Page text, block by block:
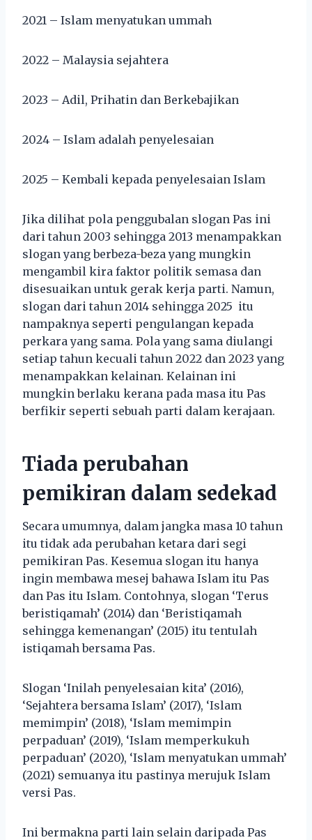
2021 – Islam menyatukan ummah
2022 – Malaysia sejahtera
2023 – Adil, Prihatin dan Berkebajikan
2024 – Islam adalah penyelesaian
2025 – Kembali kepada penyelesaian Islam
Jika dilihat pola penggubalan slogan Pas ini
dari tahun 2003 sehingga 2013 menampakkan
slogan yang berbeza-beza yang mungkin
mengambil kira faktor politik semasa dan
disesuaikan untuk gerak kerja parti. Namun,
slogan dari tahun 2014 sehingga 2025 itu
nampaknya seperti pengulangan kepada
perkara yang sama. Pola yang sama diulangi
setiap tahun kecuali tahun 2022 dan 2023 yang
menampakkan kelainan. Kelainan ini
mungkin berlaku kerana pada masa itu Pas
berfikir seperti sebuah parti dalam kerajaan.
Tiada perubahan
pemikiran dalam sedekad
Secara umumnya, dalam jangka masa 10 tahun
itu tidak ada perubahan ketara dari segi
pemikiran Pas. Kesemua slogan itu hanya
ingin membawa mesej bahawa Islam itu Pas
dan Pas itu Islam. Contohnya, slogan ‘Terus
beristiqamah’ (2014) dan ‘Beristiqamah
sehingga kemenangan’ (2015) itu tentulah
istiqamah bersama Pas.
Slogan ‘Inilah penyelesaian kita’ (2016),
‘Sejahtera bersama Islam’ (2017), ‘Islam
memimpin’ (2018), ‘Islam memimpin
perpaduan’ (2019), ‘Islam memperkukuh
perpaduan’ (2020), ‘Islam menyatukan ummah’
(2021) semuanya itu pastinya merujuk Islam
versi Pas.
Ini bermakna parti lain selain daripada Pas